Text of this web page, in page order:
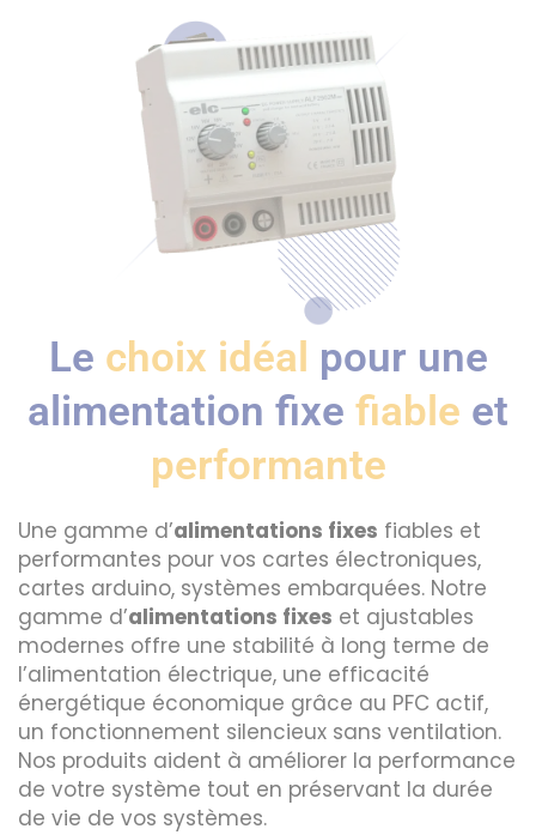
Le choix idéal pour une
alimentation fixe fiable et
performante
Une gamme d’alimentations fixes fiables et
performantes pour vos cartes électroniques,
cartes arduino, systèmes embarquées. Notre
gamme d’alimentations fixes et ajustables
modernes offre une stabilité à long terme de
l’alimentation électrique, une efficacité
énergétique économique grâce au PFC actif,
un fonctionnement silencieux sans ventilation.
Nos produits aident à améliorer la performance
de votre système tout en préservant la durée
de vie de vos systèmes.